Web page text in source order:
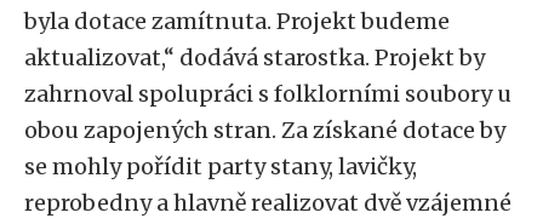
byla dotace zamítnuta. Projekt budeme
aktualizovat,“ dodává starostka. Projekt by
zahrnoval spolupráci s folklorními soubory u
obou zapojených stran. Za získané dotace by
se mohly pořídit party stany, lavičky,
reprobedny a hlavně realizovat dvě vzájemné